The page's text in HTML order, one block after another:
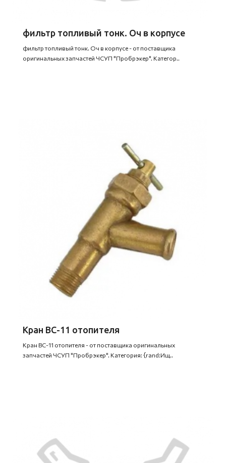
фильтр топливый тонк. Оч в корпусе
фильтр топливый тонк. Оч в корпусе - от поставщика
оригинальных запчастей ЧСУП "Пробрэкер". Категор..
Кран ВС-11 отопителя
Кран ВС-11 отопителя - от поставщика оригинальных
запчастей ЧСУП "Пробрэкер". Категория: {rand:Ищ..